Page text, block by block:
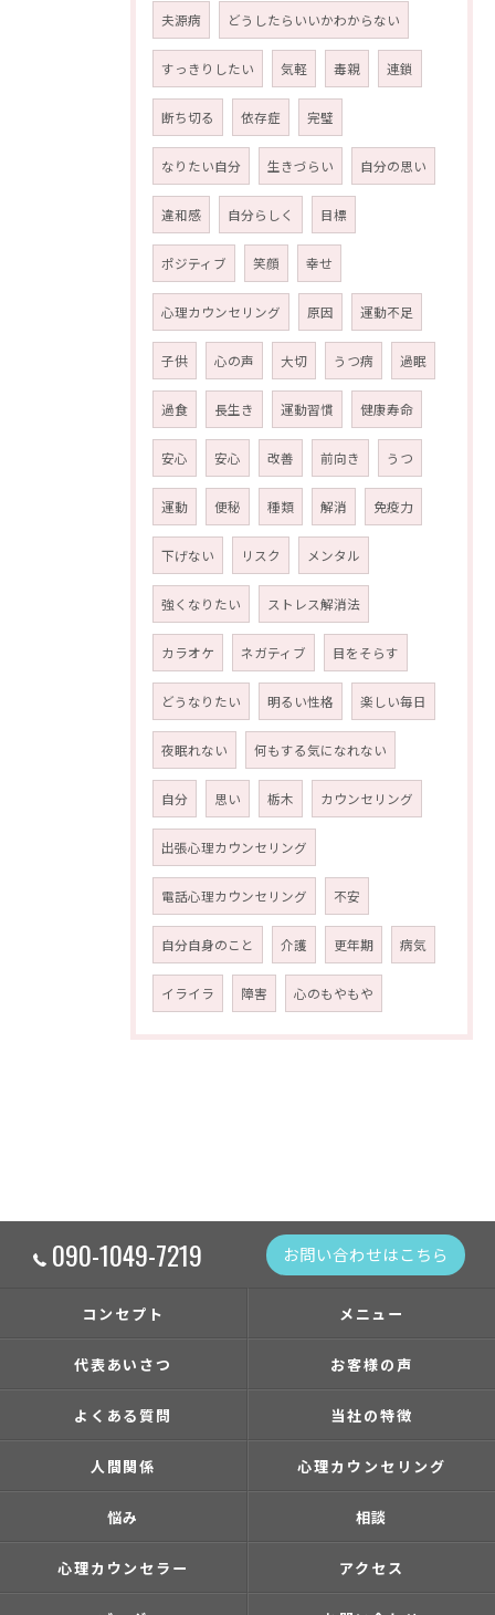
夫源病 どうしたらいいかわからない
すっきりしたい 気軽 毒親 連鎖
断ち切る 依存症 完璧
なりたい自分 生きづらい 自分の思い
違和感 自分らしく 目標
ポジティブ 笑顔 幸せ
心理カウンセリング 原因 運動不足
子供 心の声 大切 うつ病 過眠
過食 長生き 運動習慣 健康寿命
安心 安心 改善 前向き うつ
運動 便秘 種類 解消 免疫力
下げない リスク メンタル
強くなりたい ストレス解消法
カラオケ ネガティブ 目をそらす
どうなりたい 明るい性格 楽しい毎日
夜眠れない 何もする気になれない
自分 思い 栃木 カウンセリング
出張心理カウンセリング
電話心理カウンセリング 不安
自分自身のこと 介護 更年期 病気
イライラ 障害 心のもやもや
090-1049-7219 お問い合わせはこちら
コンセプト メニュー
代表あいさつ お客様の声
よくある質問 当社の特徴
人間関係 心理カウンセリング
悩み 相談
心理カウンセラー アクセス